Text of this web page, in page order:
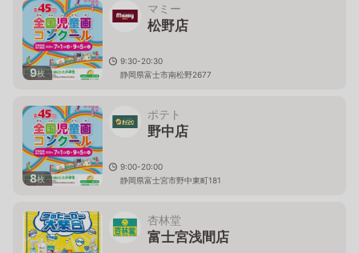
9枚
マミー
松野店
9:30-20:30
静岡県富士市南松野2677
8枚
ポテト
野中店
9:00-20:00
静岡県富士宮市野中東町181
杏林堂
富士宮浅間店